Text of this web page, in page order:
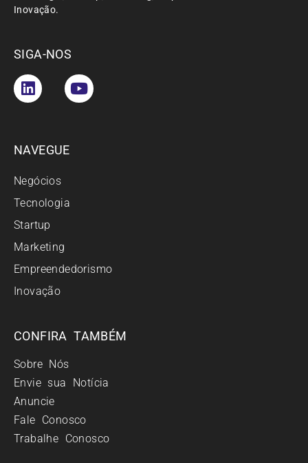
Inovação.
SIGA-NOS
NAVEGUE
Negócios
Tecnologia
Startup
Marketing
Empreendedorismo
Inovação
CONFIRA TAMBÉM
Sobre Nós
Envie sua Notícia
Anuncie
Fale Conosco
Trabalhe Conosco